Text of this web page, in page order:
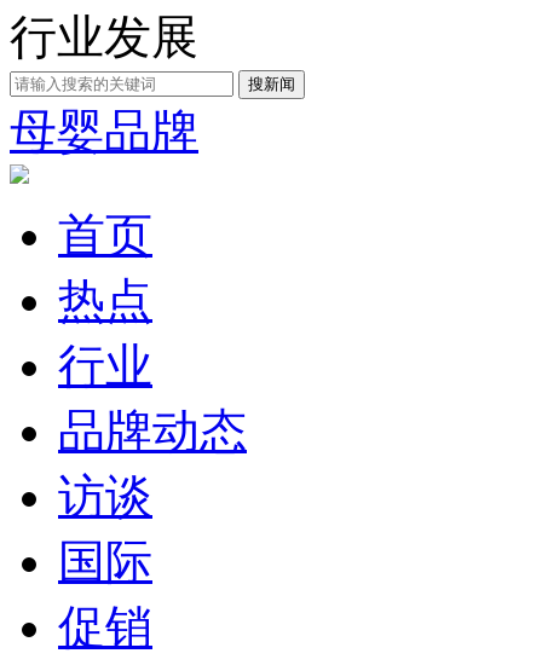
行业发展
母婴品牌
首页
热点
行业
品牌动态
访谈
国际
促销